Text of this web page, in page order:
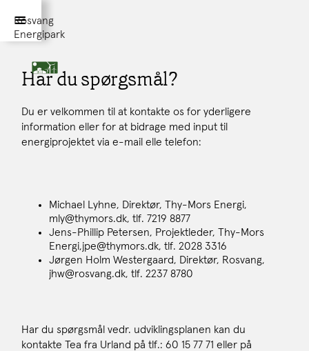
Rosvang
Energipark
Har du spørgsmål?
Du er velkommen til at kontakte os for yderligere
information eller for at bidrage med input til
energiprojektet via e-mail elle telefon:
Michael Lyhne, Direktør, Thy-Mors Energi,
mly@thymors.dk, tlf. 7219 8877
Jens-Phillip Petersen, Projektleder, Thy-Mors
Energi,jpe@thymors.dk, tlf. 2028 3316
Jørgen Holm Westergaard, Direktør, Rosvang,
jhw@rosvang.dk, tlf. 2237 8780
Har du spørgsmål vedr. udviklingsplanen kan du
kontakte Tea fra Urland på tlf.: 60 15 77 71 eller på